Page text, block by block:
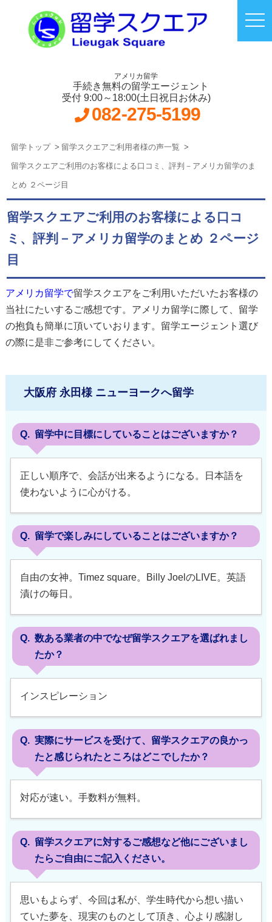
アメリカ留学
手続き無料の留学エージェント
受付 9:00～18:00(土日祝日お休み)
082-275-5199
留学トップ 留学スクエアご利用者様の声一覧
留学スクエアご利用のお客様による口コミ、評判－アメリカ留学のま
とめ ２ページ目
留学スクエアご利用のお客様による口コ
ミ、評判－アメリカ留学のまとめ ２ページ
目
アメリカ留学で留学スクエアをご利用いただいたお客様の
当社にたいするご感想です。アメリカ留学に際して、留学
の抱負も簡単に頂いていおります。留学エージェント選び
の際に是非ご参考にしてください。
大阪府 永田様 ニューヨークへ留学
留学中に目標にしていることはございますか？
正しい順序で、会話が出来るようになる。日本語を
使わないように心がける。
留学で楽しみにしていることはございますか？
自由の女神。Timez square。Billy JoelのLIVE。英語
漬けの毎日。
数ある業者の中でなぜ留学スクエアを選ばれまし
たか？
インスピレーション
実際にサービスを受けて、留学スクエアの良かっ
たと感じられたところはどこでしたか？
対応が速い。手数料が無料。
留学スクエアに対するご感想など他にございまし
たらご自由にご記入ください。
思いもよらず、今回は私が、学生時代から想い描い
ていた夢を、現実のものとして頂き、心より感謝し